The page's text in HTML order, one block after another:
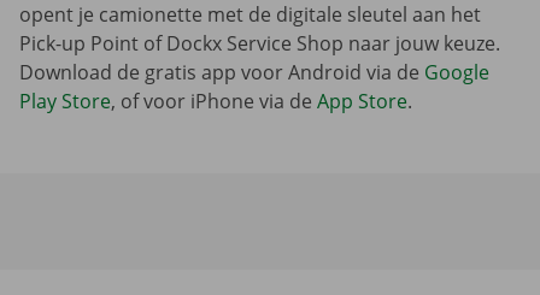
opent je camionette met de digitale sleutel aan het
Pick-up Point of Dockx Service Shop naar jouw keuze.
Download de gratis app voor Android via de Google
Play Store, of voor iPhone via de App Store.